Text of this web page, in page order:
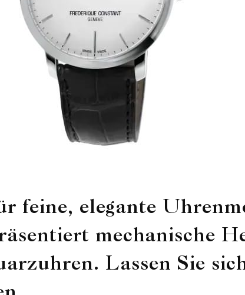
feine, elegante
mechanische
Lassen Sie